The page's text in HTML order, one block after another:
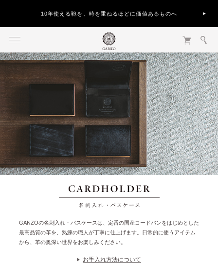
10年使える鞄を、時を重ねるほどに価値あるものへ
GANZOの名刺入れ・パスケースは、定番の国産コードバンをはじめとした
最高品質の革を、熟練の職人が丁寧に仕上げます。日常的に使うアイテム
から、革の奥深い世界をお楽しみください。
お手入れ方法について